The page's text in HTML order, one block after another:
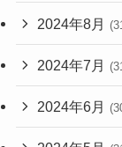
2024年8月
2024年7月
2024年6月